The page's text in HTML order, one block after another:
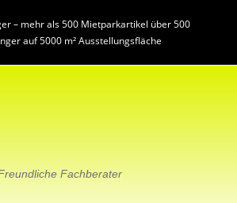
– mehr als 500 Mietparkartikel über 500
auf 5000 m² Ausstellungsfläche
Fachberater